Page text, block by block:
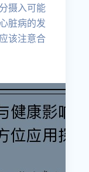
摄入可能
脏病的发
该注意合